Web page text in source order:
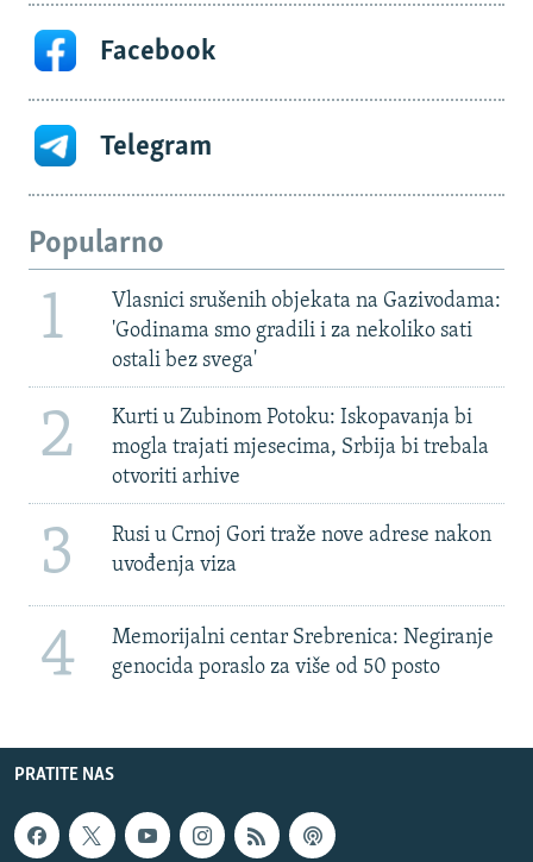
Facebook
Telegram
Popularno
1
Vlasnici srušenih objekata na Gazivodama:
'Godinama smo gradili i za nekoliko sati
ostali bez svega'
2
Kurti u Zubinom Potoku: Iskopavanja bi
mogla trajati mjesecima, Srbija bi trebala
otvoriti arhive
3
Rusi u Crnoj Gori traže nove adrese nakon
uvođenja viza
4
Memorijalni centar Srebrenica: Negiranje
genocida poraslo za više od 50 posto
PRATITE NAS